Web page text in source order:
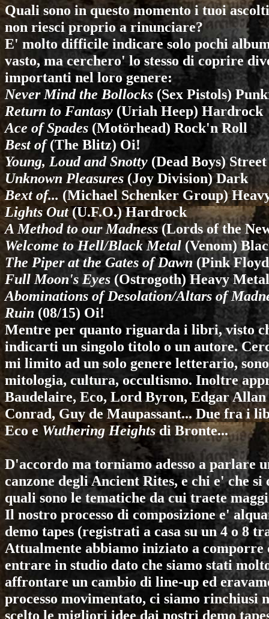
Quali sono in questo momento i tuoi
non riesci proprio a rinunciare?
E' molto difficile indicare solo pochi
vasto, ma cerchero' lo stesso di coprire
importanti nel loro genere:
Never Mind the Bollocks (Sex Pistols)
Return to Fantasy (Uriah Heep) Hardrock
Ace of Spades (Motörhead) Rock'n Roll
Best of(The Blitz) Oi!
Young, Loud and Snotty (Dead Boys)
Unknown Pleasures (Joy Division) Dark
Bext of... (Michael Schenker Group)
Lights Out(U.F.O.) Hardrock
A Method to our Madness(Lords of the
Welcome to Hell/Black Metal(Venom)
The Piper at the Gates of Dawn (Pink Floyd
Full Moon's Eyes (Ostrogoth) Heavy Metal
Abominations of Desolation/Altars of
Ruin (08/15) Oi!
Mentre per quanto riguarda i libri, visto
indicarti un singolo titolo o un autore.
mi limito ad un solo genere letterario,
mitologia, cultura, occultismo. Inoltre
Baudelaire, Eco, Lord Byron, Edgar
Conrad, Guy de Maupassant... Due fra i
Eco eWuthering Heightsdi Bronte...
D'accordo ma torniamo adesso a parlare
canzone degliAncient Rites, e chi e' che
quali sono le tematiche da cui traete
Il nostro processo di composizione e'
demo tapes (registrati a casa su un 4 o 8
Attualmente abbiamo iniziato a
entrare in studio dato che siamo stati
affrontare un cambio di line-up ed
processo movimentato, ci siamo rinchiusi
scelto le migliori idee dai nostri demo